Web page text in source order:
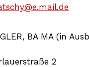
BA MA (in
2